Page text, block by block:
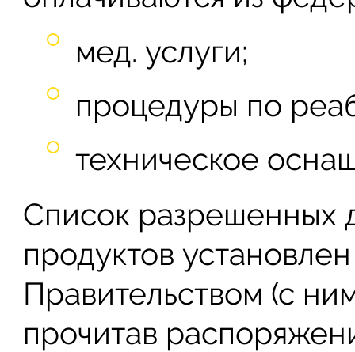
мед. услуги;
процедуры по
техническое
Список разрешенных
продуктов
Правительством (с
прочитав